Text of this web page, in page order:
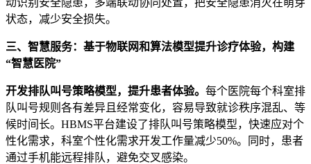
状态，减少安全损失。
三、智慧服务：基于物联网和算法模型提升诊疗体验，构建
“智慧医院”
开发排队叫号策略模型，提升患者体验。 每个医院每个科室排
队叫号规则各有差异且经常变化，容易导致就诊秩序混乱、等
候时间长。HBMS平台建设了排队叫号策略模型，快速应对个
性化需求，科室个性化需求开发工作量减少50%。同时，患者
通过手机能远程排队，避免交叉感染。